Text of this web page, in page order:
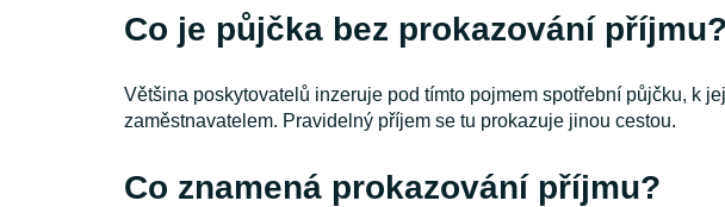
Co je půjčka bez prokazování příjmu?
Většina poskytovatelů inzeruje pod tímto pojmem spotřební půjčku, k
zaměstnavatelem. Pravidelný příjem se tu prokazuje jinou cestou.
Co znamená prokazování příjmu?